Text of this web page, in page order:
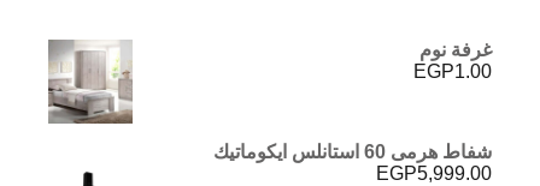
غرفة نوم
EGP1.00
شفاط هرمى 60 استانلس ايكوماتيك
EGP5,999.00